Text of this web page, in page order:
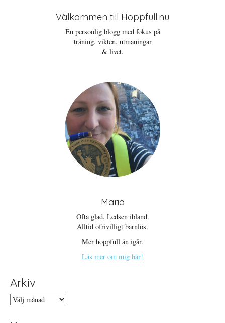
Välkommen till Hoppfull.nu
En personlig blogg med fokus på
träning, vikten, utmaningar
& livet.
Maria
Ofta glad. Ledsen ibland.
Alltid ofrivilligt barnlös.
Mer hoppfull än igår.
Läs mer om mig här!
Arkiv
Arkiv